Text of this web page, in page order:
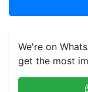
We're on
get the most